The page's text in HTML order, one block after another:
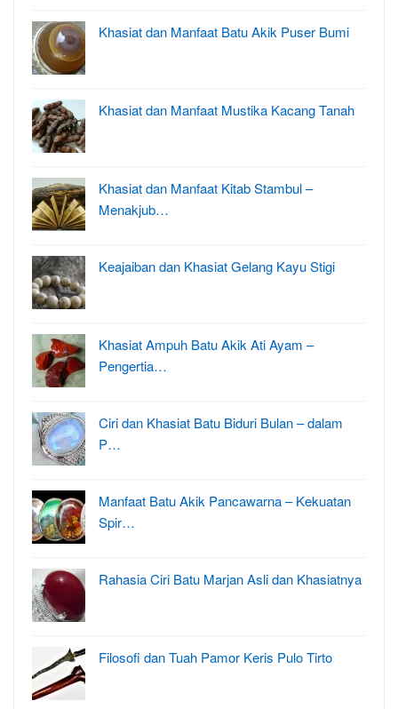
Khasiat dan Manfaat Batu Akik Puser Bumi
Khasiat dan Manfaat Mustika Kacang Tanah
Khasiat dan Manfaat Kitab Stambul –
Menakjub…
Keajaiban dan Khasiat Gelang Kayu Stigi
Khasiat Ampuh Batu Akik Ati Ayam –
Pengertia…
Ciri dan Khasiat Batu Biduri Bulan – dalam
P…
Manfaat Batu Akik Pancawarna – Kekuatan
Spir…
Rahasia Ciri Batu Marjan Asli dan Khasiatnya
Filosofi dan Tuah Pamor Keris Pulo Tirto